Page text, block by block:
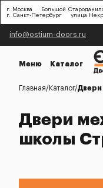
г. Москва
Большой
г. Санкт-Петербург
улица
info@ostium-doors.ru
Меню Каталог
Главная Каталог
Двери
школы